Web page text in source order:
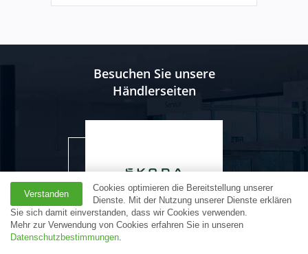
Verstanden
Cookies optimieren die Bereitstellung unserer
Dienste. Mit der Nutzung unserer Dienste erklären
Sie sich damit einverstanden, dass wir Cookies verwenden.
Mehr zur Verwendung von Cookies erfahren Sie in unseren
Datenschutzbestimmungen.
Besuchen Sie unsere
Händlerseiten
KLÄSENER BEI SKODA